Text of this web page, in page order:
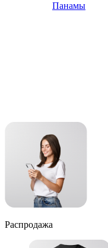
Панамы
Распродажа